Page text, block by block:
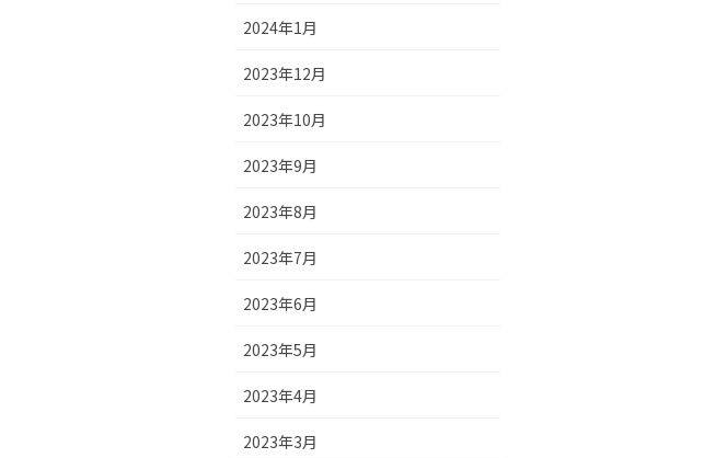
2024年1月
2023年12月
2023年10月
2023年9月
2023年8月
2023年7月
2023年6月
2023年5月
2023年4月
2023年3月